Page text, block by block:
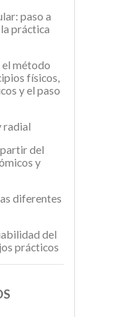
paso a
práctica
método
físicos,
y el paso
radial
del
y
diferentes
del
prácticos